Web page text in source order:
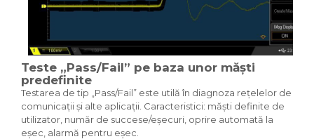
Teste „Pass/Fail” pe baza unor măști
predefinite
Testarea de tip „Pass/Fail” este utilă în diagnoza rețelelor de
comunicații și alte aplicații. Caracteristici: măști definite de
utilizator, număr de succese/eșecuri, oprire automată la
eșec, alarmă pentru eșec.